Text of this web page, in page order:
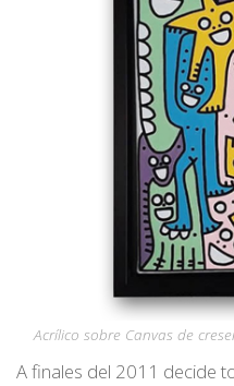
Acrílico sobre Canvas de
A finales del 2011 decide